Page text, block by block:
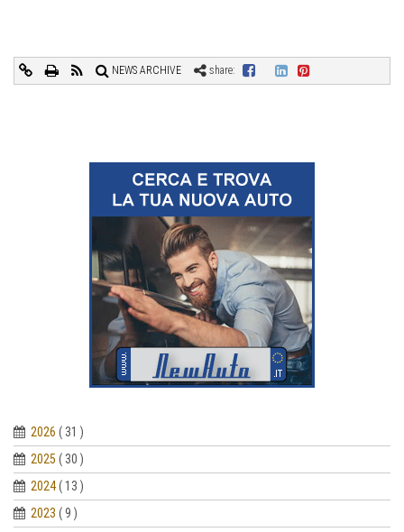
NEWS ARCHIVE share:
2026 ( 31 )
2025 ( 30 )
2024( 13 )
2023 ( 9 )